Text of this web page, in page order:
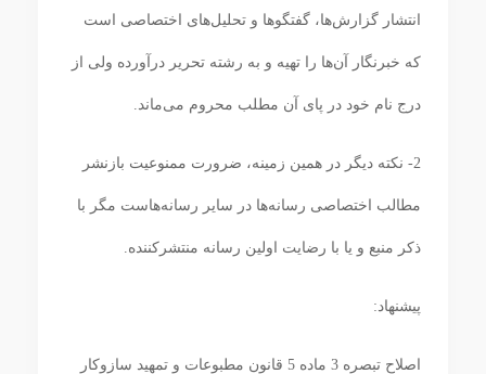
انتشار گزارش‌ها، گفتگوها و تحلیل‌های اختصاصی است
که خبرنگار آن‌ها را تهیه و به رشته تحریر درآورده ولی از
درج نام خود در پای آن مطلب محروم می‌ماند.
2- نکته دیگر در همین زمینه، ضرورت ممنوعیت بازنشر
مطالب اختصاصی رسانه‌ها در سایر رسانه‌هاست مگر با
ذکر منبع و یا با رضایت اولین رسانه منتشرکننده.
پیشنهاد:
اصلاح تبصره 3 ماده 5 قانون مطبوعات و تمهید سازوکار